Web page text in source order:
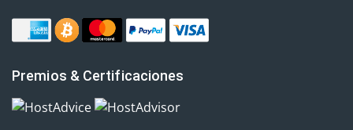
Premios & Certificaciones